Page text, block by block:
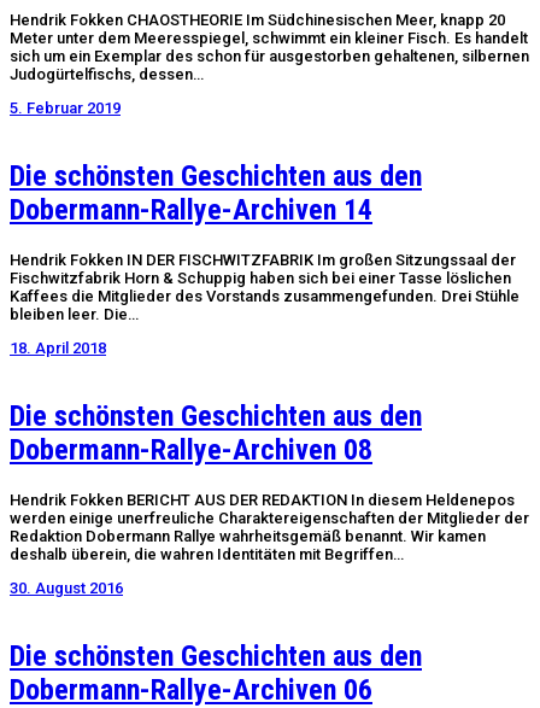
Hendrik Fokken CHAOSTHEORIE Im Südchinesischen Meer, knapp 20
Meter unter dem Meeresspiegel, schwimmt ein kleiner Fisch. Es handelt
sich um ein Exemplar des schon für ausgestorben gehaltenen, silbernen
Judogürtelfischs, dessen…
5. Februar 2019
Die schönsten Geschichten aus den
Dobermann-Rallye-Archiven 14
Hendrik Fokken IN DER FISCHWITZFABRIK Im großen Sitzungssaal der
Fischwitzfabrik Horn & Schuppig haben sich bei einer Tasse löslichen
Kaffees die Mitglieder des Vorstands zusammengefunden. Drei Stühle
bleiben leer. Die…
18. April 2018
Die schönsten Geschichten aus den
Dobermann-Rallye-Archiven 08
Hendrik Fokken BERICHT AUS DER REDAKTION In diesem Heldenepos
werden einige unerfreuliche Charaktereigenschaften der Mitglieder der
Redaktion Dobermann Rallye wahrheitsgemäß benannt. Wir kamen
deshalb überein, die wahren Identitäten mit Begriffen…
30. August 2016
Die schönsten Geschichten aus den
Dobermann-Rallye-Archiven 06